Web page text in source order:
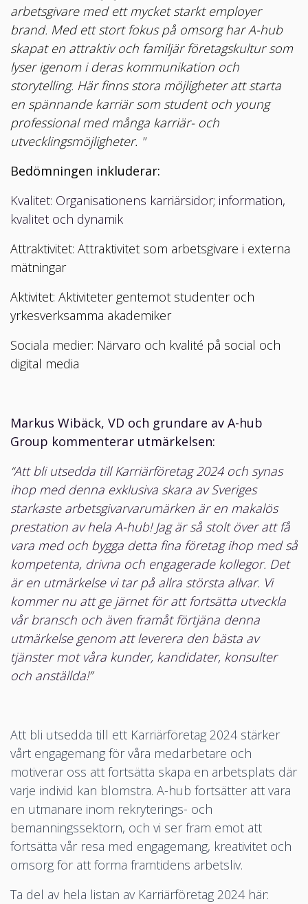
arbetsgivare med ett mycket starkt employer
brand. Med ett stort fokus på omsorg har A-hub
skapat en attraktiv och familjär företagskultur som
lyser igenom i deras kommunikation och
storytelling. Här finns stora möjligheter att starta
en spännande karriär som student och young
professional med många karriär- och
utvecklingsmöjligheter. "
Bedömningen inkluderar:
Kvalitet: Organisationens karriärsidor; information,
kvalitet och dynamik
Attraktivitet: Attraktivitet som arbetsgivare i externa
mätningar
Aktivitet: Aktiviteter gentemot studenter och
yrkesverksamma akademiker
Sociala medier: Närvaro och kvalité på social och
digital media
Markus Wibäck, VD och grundare av A-hub
Group kommenterar utmärkelsen:
“Att bli utsedda till Karriärföretag 2024 och synas
ihop med denna exklusiva skara av Sveriges
starkaste arbetsgivarvarumärken är en makalös
prestation av hela A-hub! Jag är så stolt över att få
vara med och bygga detta fina företag ihop med så
kompetenta, drivna och engagerade kollegor. Det
är en utmärkelse vi tar på allra största allvar. Vi
kommer nu att ge järnet för att fortsätta utveckla
vår bransch och även framåt förtjäna denna
utmärkelse genom att leverera den bästa av
tjänster mot våra kunder, kandidater, konsulter
och anställda!”
Att bli utsedda till ett Karriärföretag 2024 stärker
vårt engagemang för våra medarbetare och
motiverar oss att fortsätta skapa en arbetsplats där
varje individ kan blomstra. A-hub fortsätter att vara
en utmanare inom rekryterings- och
bemanningssektorn, och vi ser fram emot att
fortsätta vår resa med engagemang, kreativitet och
omsorg för att forma framtidens arbetsliv.
Ta del av hela listan av Karriärföretag 2024 här: